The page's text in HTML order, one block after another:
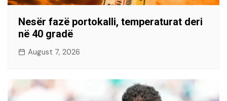
Nesër fazë portokalli, temperaturat deri
në 40 gradë
August 7, 2026